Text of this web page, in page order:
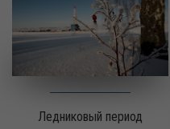
Ледниковый период